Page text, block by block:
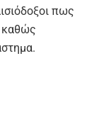
πως
καθώς